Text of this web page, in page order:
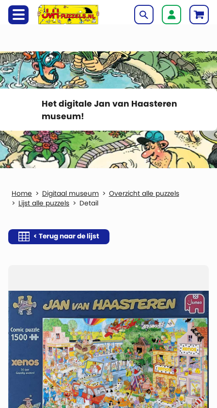
Het digitale Jan van Haasteren
museum!
Digitaal museum
Overzicht alle puzzels
Lijst alle puzzels
Detail
< Terug naar de lijst